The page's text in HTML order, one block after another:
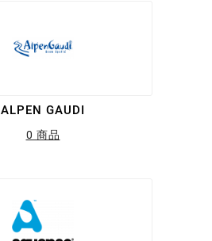
ALPEN GAUDI
0 商品